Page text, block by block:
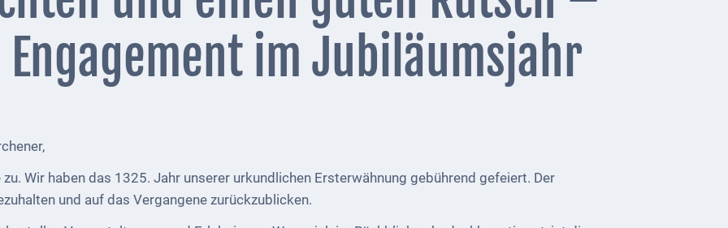
Engagement im Jubiläumsjahr
Wir haben das 1325. Jahr unserer urkundlichen Ersterwähnung gebührend gefeiert. Der
und auf das Vergangene zurückzublicken.